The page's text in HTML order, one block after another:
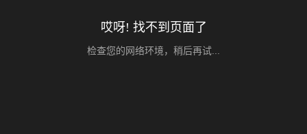
哎呀! 找不到页面了
检查您的网络环境，稍后再试...